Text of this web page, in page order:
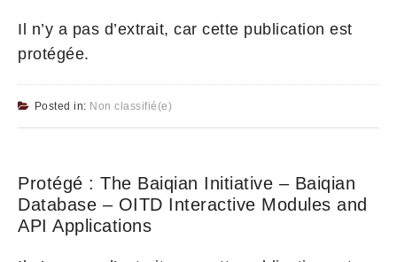
Il n’y a pas d’extrait, car cette publication est
protégée.
Posted in: Non classifié(e)
Protégé : The Baiqian Initiative – Baiqian
Database – OITD Interactive Modules and
API Applications